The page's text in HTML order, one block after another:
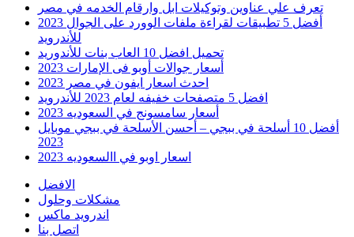
تعرف علي عناوين وتوكيلات ابل وارقام الخدمه في مصر
أفضل 5 تطبيقات لقراءة ملفات الوورد على الجوال 2023
للأندرويد
تحميل افضل 10 العاب بنات للأندوريد
أسعار جوالات أوبو فى الإمارات 2023
احدث اسعار ايفون في مصر 2023
افضل 5 متصفحات خفيفه لعام 2023 للأندرويد
أسعار سامسونج في السعوديه 2023
أفضل 10 أسلحة في ببجي – أحسن الأسلحة في ببجي موبايل
2023
اسعار اوبو في االسعوديه 2023
الافضل
مشكلات وحلول
اندرويد ماكس
اتصل بنا